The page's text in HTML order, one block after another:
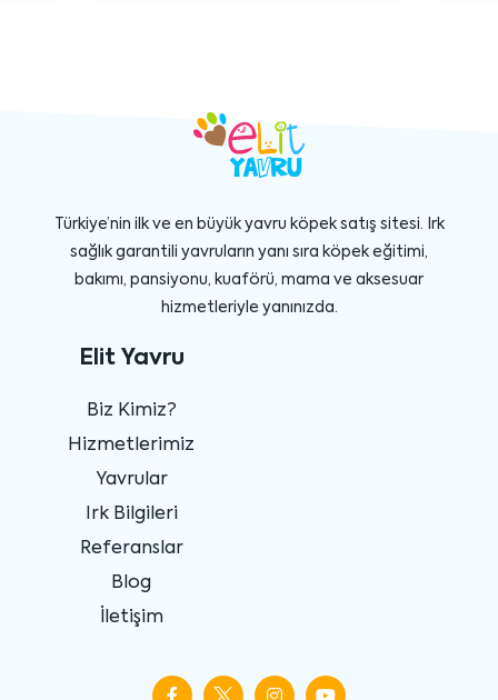
Türkiye’nin ilk ve en büyük yavru köpek satış sitesi. Irk
sağlık garantili yavruların yanı sıra köpek eğitimi,
bakımı, pansiyonu, kuaförü, mama ve aksesuar
hizmetleriyle yanınızda.
Elit Yavru
Biz Kimiz?
Hizmetlerimiz
Yavrular
Irk Bilgileri
Referanslar
Blog
İletişim